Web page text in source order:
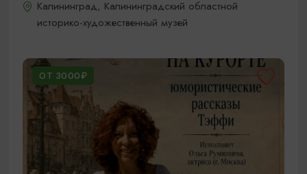
Калининград, Калининградский областной
историко-художественный музей
ОТ 3000₽